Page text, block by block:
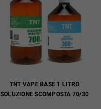
TNT VAPE BASE 1 LITRO
SOLUZIONE SCOMPOSTA 70/30